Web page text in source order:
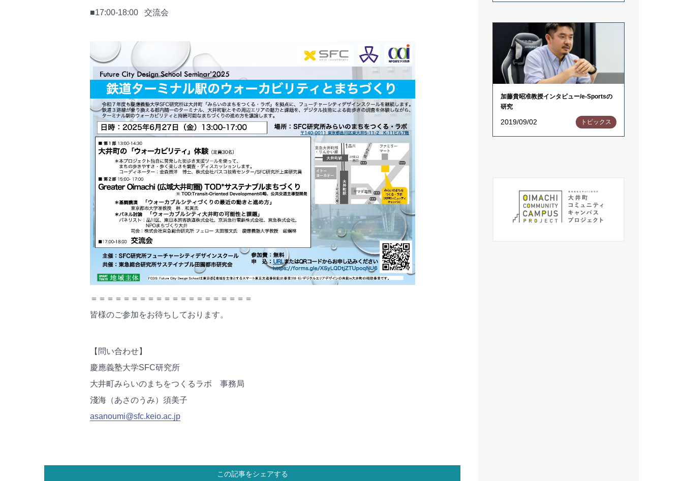
■17:00-18:00 交流会
＝＝＝＝＝＝＝＝＝＝＝＝＝＝＝＝＝＝＝＝
皆様のご参加をお待ちしております。
【問い合わせ】
慶應義塾大学SFC研究所
大井町みらいのまちをつくるラボ 事務局
淺海（あさのうみ）須美子
asanoumi@sfc.keio.ac.jp
この記事をシェアする
加藤貴昭准教授インタビュー/e-Sportsの
研究
2019/09/02 トピックス